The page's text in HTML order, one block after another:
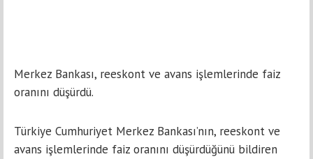
Merkez Bankası, reeskont ve avans işlemlerinde faiz
oranını düşürdü.
Türkiye Cumhuriyet Merkez Bankası’nın, reeskont ve
avans işlemlerinde faiz oranını düşürdüğünü bildiren